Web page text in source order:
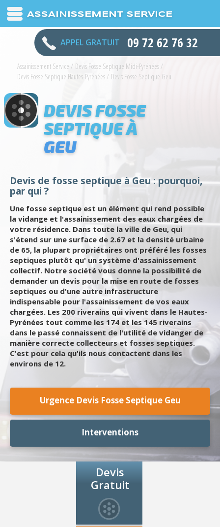
ASSAINISSEMENT SERVICE
APPEL GRATUIT 09 72 62 76 32
Assainissement Service / Devis Fosse Septique Midi-Pyrénées/
Devis Fosse Septique Hautes-Pyrénées/ Devis Fosse Septique Geu
DEVIS FOSSE
SEPTIQUE À
GEU
Devis de fosse septique à Geu : pourquoi,
par qui ?
Une fosse septique est un élément qui rend possible
la vidange et l'assainissement des eaux chargées de
votre résidence. Dans toute la ville de Geu, qui
s'étend sur une surface de 2.67 et la densité urbaine
de 65, la plupart propriétaires ont préféré les fosses
septiques plutôt qu' un système d'assainissement
collectif. Notre société vous donne la possibilité de
demander un devis pour la mise en route de fosses
septiques ou d'une autre infrastructure
indispensable pour l'assainissement de vos eaux
chargées. Les 200 riverains qui vivent dans le Hautes-
Pyrénées tout comme les 174 et les 145 riverains
dans le passé connaissent de l'utilité de vidanger de
manière correcte collecteurs et fosses septiques.
C'est pour cela qu'ils nous contactent dans les
environs de 12.
Urgence Devis Fosse Septique Geu
Interventions
Devis
Gratuit